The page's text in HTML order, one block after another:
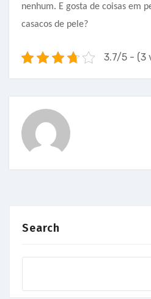
nenhum. E gosta de coisas em
casacos de pele?
3.7/5 - (3
Search